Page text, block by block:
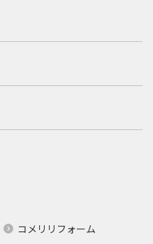
コメリリフォーム